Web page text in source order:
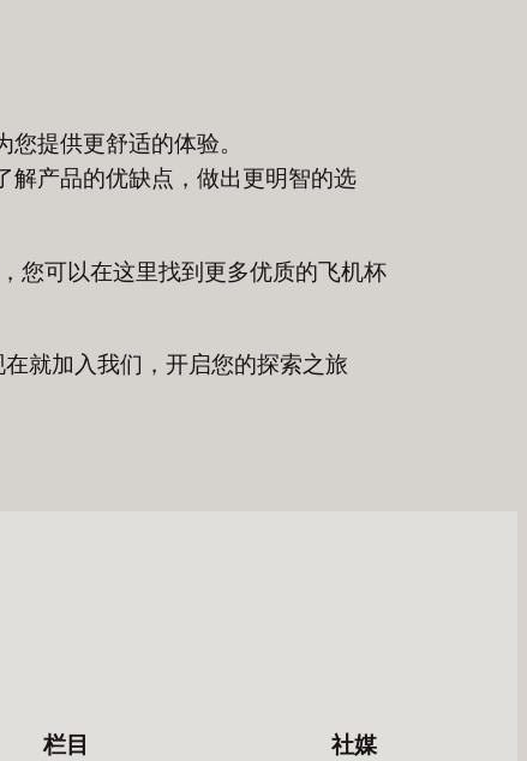
提供更舒适的体验。
产品的优缺点，做出更明智的选
您可以在这里找到更多优质的飞机杯
就加入我们，开启您的探索之旅
栏目 社媒